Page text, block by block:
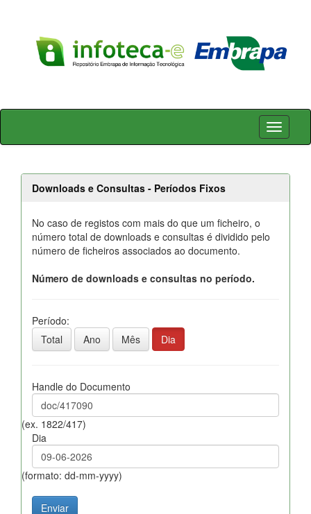
Skip
Downloads e Consultas - Períodos Fixos
No caso de registos com mais do que um ficheiro, o
número total de downloads e consultas é dividido pelo
número de ficheiros associados ao documento.
Número de downloads e consultas no período.
Período:
Total
Ano Mês Dia
Handle do Documento
(ex. 1822/417)
Dia
(formato: dd-mm-yyyy)